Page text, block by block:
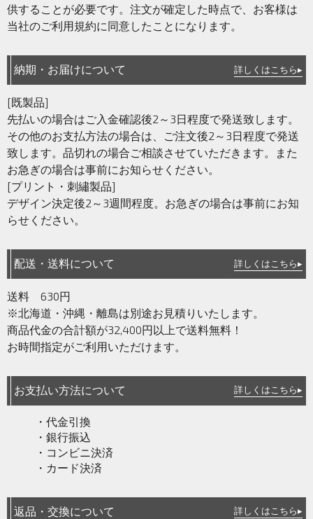
供することが必要です。注文が確定した時点で、お客様は
当社のご利用規約に同意したことになります。
納期・お届けについて 詳しくはこちら▸
[既製品]
先払いの場合はご入金確認後2～3日程度で発送致します。
その他のお支払方法の場合は、ご注文後2～3日程度で発送
致します。品切れの場合ご相談させていただきます。また
お急ぎの場合は事前にお知らせください。
[プリント・刺繡製品]
デザイン決定後2～3週間程度。お急ぎの場合は事前にお知
らせください。
配送・送料について 詳しくはこちら▸
送料 630円
※北海道・沖縄・離島は別途お見積りいたします。
商品代金の合計額が32,400円以上で送料無料！
お時間指定がご利用いただけます。
お支払い方法について 詳しくはこちら▸
・代金引換
・銀行振込
・コンビニ決済
・カード決済
返品・交換について 詳しくはこちら▸